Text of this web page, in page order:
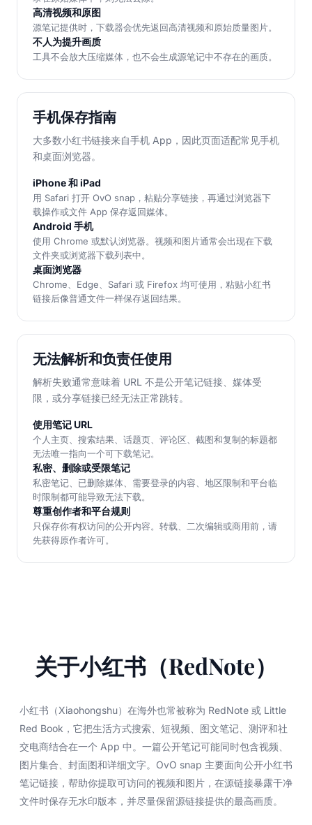
高清视频和原图
源笔记提供时，下载器会优先返回高清视频和原始质量图片。
不人为提升画质
工具不会放大压缩媒体，也不会生成源笔记中不存在的画质。
手机保存指南
大多数小红书链接来自手机 App，因此页面适配常见手机
和桌面浏览器。
iPhone 和 iPad
用 Safari 打开 OvO snap，粘贴分享链接，再通过浏览器下
载操作或文件 App 保存返回媒体。
Android 手机
使用 Chrome 或默认浏览器。视频和图片通常会出现在下载
文件夹或浏览器下载列表中。
桌面浏览器
Chrome、Edge、Safari 或 Firefox 均可使用，粘贴小红书
链接后像普通文件一样保存返回结果。
无法解析和负责任使用
解析失败通常意味着 URL 不是公开笔记链接、媒体受
限，或分享链接已经无法正常跳转。
使用笔记 URL
个人主页、搜索结果、话题页、评论区、截图和复制的标题都
无法唯一指向一个可下载笔记。
私密、删除或受限笔记
私密笔记、已删除媒体、需要登录的内容、地区限制和平台临
时限制都可能导致无法下载。
尊重创作者和平台规则
只保存你有权访问的公开内容。转载、二次编辑或商用前，请
先获得原作者许可。
关于小红书（RedNote）
小红书（Xiaohongshu）在海外也常被称为 RedNote 或 Little
Red Book，它把生活方式搜索、短视频、图文笔记、测评和社
交电商结合在一个 App 中。一篇公开笔记可能同时包含视频、
图片集合、封面图和详细文字。OvO snap 主要面向公开小红书
笔记链接，帮助你提取可访问的视频和图片，在源链接暴露干净
文件时保存无水印版本，并尽量保留源链接提供的最高画质。